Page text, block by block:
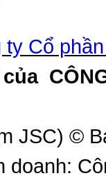
ty Cổ
JSC) ©
doanh: